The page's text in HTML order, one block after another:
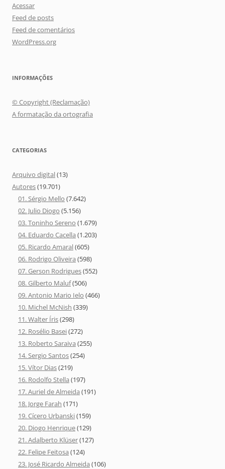
Acessar
Feed de posts
Feed de comentários
WordPress.org
INFORMAÇÕES
© Copyright (Reclamação)
A formatação da ortografia
CATEGORIAS
Arquivo digital(13)
Autores(19.701)
01. Sérgio Mello (7.642)
02. Julio Diogo (5.156)
03. Toninho Sereno (1.679)
04. Eduardo Cacella (1.203)
05. Ricardo Amaral(605)
06. Rodrigo Oliveira (598)
07. Gerson Rodrigues(552)
08. Gilberto Maluf(506)
09. Antonio Mario Ielo (466)
10. Michel McNish (339)
11. Walter Íris(298)
12. Rosélio Basei(272)
13. Roberto Saraiva (255)
14. Sergio Santos(254)
15. Vítor Dias(219)
16. Rodolfo Stella (197)
17. Auriel de Almeida (191)
18. Jorge Farah (171)
19. Cícero Urbanski(159)
20. Diogo Henrique(129)
21. Adalberto Klüser(127)
22. Felipe Feitosa (124)
23. José Ricardo Almeida (106)